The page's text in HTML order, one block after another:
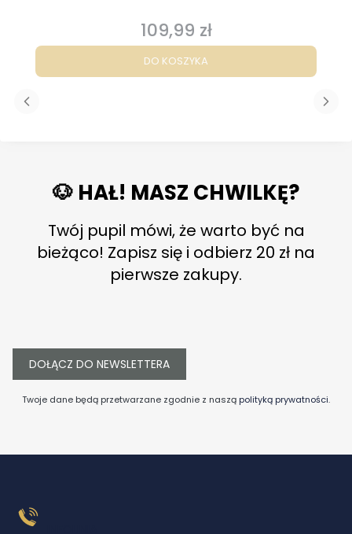
Cena
109,99 zł
DO KOSZYKA
🐶 HAŁ! MASZ CHWILKĘ?
Twój pupil mówi, że warto być na
bieżąco! Zapisz się i odbierz 20 zł na
pierwsze zakupy.
DOŁĄCZ DO NEWSLETTERA
Twoje dane będą przetwarzane zgodnie z naszą polityką prywatności.